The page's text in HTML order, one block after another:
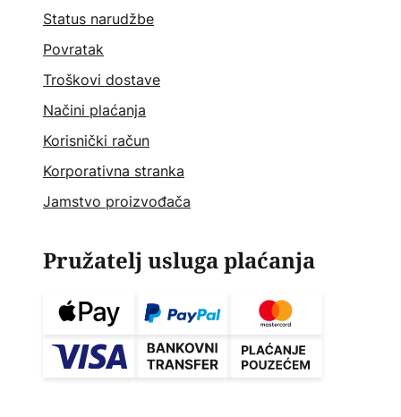
Status narudžbe
Povratak
Troškovi dostave
Načini plaćanja
Korisnički račun
Korporativna stranka
Jamstvo proizvođača
Pružatelj usluga plaćanja